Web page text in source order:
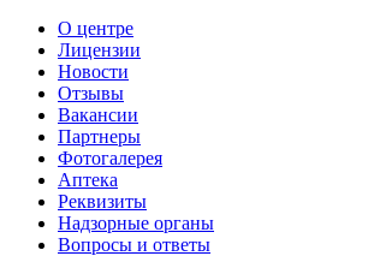
О центре
Лицензии
Новости
Отзывы
Вакансии
Партнеры
Фотогалерея
Аптека
Реквизиты
Надзорные органы
Вопросы и ответы